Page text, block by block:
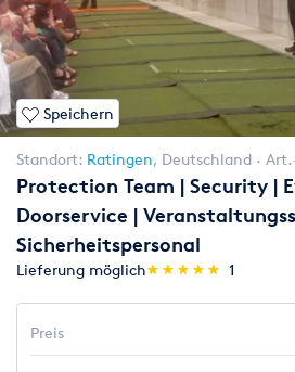
Speichern
Standort: Ratingen, Deutschland
Protection Team | Security |
Doorservice |
Sicherheitspersonal
Lieferung möglich(*)
★
★
(*)★
★
(*) ★
★
(*) ★
★
(*) ★
★ 1
Preis